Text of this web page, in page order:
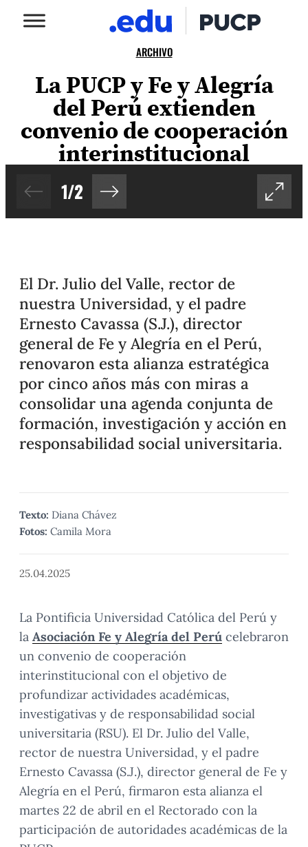
ARCHIVO
La PUCP y Fe y Alegría
del Perú extienden
convenio de cooperación
interinstitucional
1/2
El Dr. Julio del Valle, rector de
nuestra Universidad, y el padre
Ernesto Cavassa (S.J.), director
general de Fe y Alegría en el Perú,
renovaron esta alianza estratégica
por cinco años más con miras a
consolidar una agenda conjunta de
formación, investigación y acción en
responsabilidad social universitaria.
Texto: Diana Chávez
Fotos: Camila Mora
25.04.2025
La Pontificia Universidad Católica del Perú y
la Asociación Fe y Alegría del Perú celebraron
un convenio de cooperación
interinstitucional con el objetivo de
profundizar actividades académicas,
investigativas y de responsabilidad social
universitaria (RSU). El Dr. Julio del Valle,
rector de nuestra Universidad, y el padre
Ernesto Cavassa (S.J.), director general de Fe y
Alegría en el Perú, firmaron esta alianza el
martes 22 de abril en el Rectorado con la
participación de autoridades académicas de la